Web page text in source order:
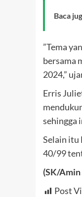
Baca
”Tema
bersama
2024,”
Erris
sehingga
Selain itu
40/99
(SK/
Post